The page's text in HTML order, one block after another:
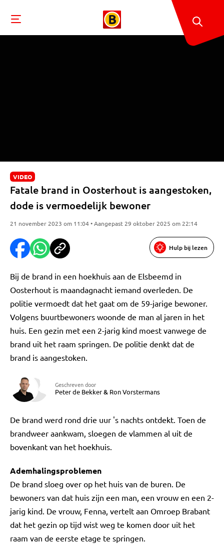
VIDEO
Fatale brand in Oosterhout is aangestoken,
dode is vermoedelijk bewoner
21 november 2023 om 11:04 • Aangepast 29 oktober 2025 om 22:14
Hulp bij lezen
Bij de brand in een hoekhuis aan de Elsbeemd in
Oosterhout is maandagnacht iemand overleden. De
politie vermoedt dat het gaat om de 59-jarige bewoner.
Volgens buurtbewoners woonde de man al jaren in het
huis. Een gezin met een 2-jarig kind moest vanwege de
brand uit het raam springen. De politie denkt dat de
brand is aangestoken.
Geschreven door
Peter de Bekker& Ron Vorstermans
De brand werd rond drie uur 's nachts ontdekt. Toen de
brandweer aankwam, sloegen de vlammen al uit de
bovenkant van het hoekhuis.
Ademhalingsproblemen
De brand sloeg over op het huis van de buren. De
bewoners van dat huis zijn een man, een vrouw en een 2-
jarig kind. De vrouw, Fenna, vertelt aan Omroep Brabant
dat het gezin op tijd wist weg te komen door uit het
raam van de eerste etage te springen.